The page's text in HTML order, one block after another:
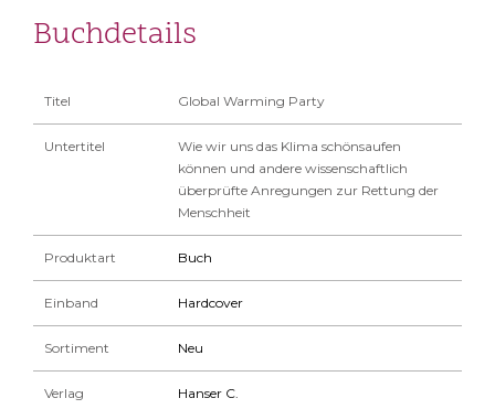
Buchdetails
Titel Global Warming Party
Untertitel
Wie wir uns das Klima schönsaufen
können und andere wissenschaftlich
überprüfte Anregungen zur Rettung der
Menschheit
Produktart Buch
Einband Hardcover
Sortiment Neu
Verlag Hanser C.